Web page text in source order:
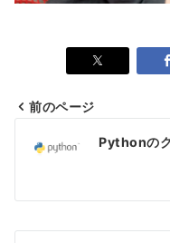
ビ
前のページ
Pythonの